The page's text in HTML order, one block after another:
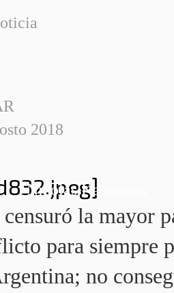
2018
Nicolás Kasanzew
la mayor
para siempre
no